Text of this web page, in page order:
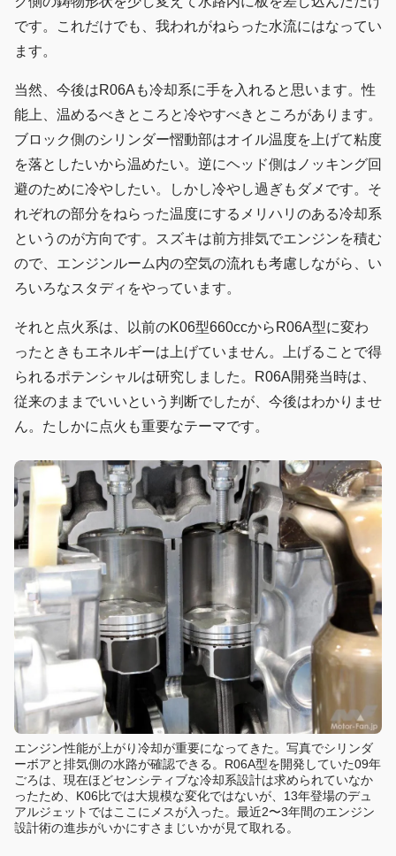
です。これだけでも、我われがねらった水流にはなってい
ます。
当然、今後はR06Aも冷却系に手を入れると思います。性
能上、温めるべきところと冷やすべきところがあります。
ブロック側のシリンダー慴動部はオイル温度を上げて粘度
を落としたいから温めたい。逆にヘッド側はノッキング回
避のために冷やしたい。しかし冷やし過ぎもダメです。そ
れぞれの部分をねらった温度にするメリハリのある冷却系
というのが方向です。スズキは前方排気でエンジンを積む
ので、エンジンルーム内の空気の流れも考慮しながら、い
ろいろなスタディをやっています。
それと点火系は、以前のK06型660ccからR06A型に変わ
ったときもエネルギーは上げていません。上げることで得
られるポテンシャルは研究しました。R06A開発当時は、
従来のままでいいという判断でしたが、今後はわかりませ
ん。たしかに点火も重要なテーマです。
エンジン性能が上がり冷却が重要になってきた。写真でシリンダ
ーボアと排気側の水路が確認できる。R06A型を開発していた09年
ごろは、現在ほどセンシティブな冷却系設計は求められていなか
ったため、K06比では大規模な変化ではないが、13年登場のデュ
アルジェットではここにメスが入った。最近2〜3年間のエンジン
設計術の進歩がいかにすさまじいかが見て取れる。